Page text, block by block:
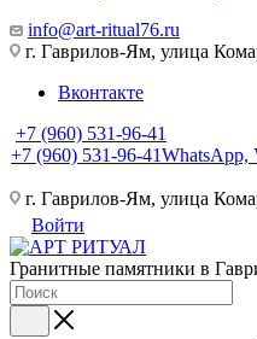
info@art-ritual76.ru
г. Гаврилов-Ям, улица
Вконтакте
+7 (960) 531-96-41
+7 (960) 531-96-41WhatsApp,
г. Гаврилов-Ям, улица
Войти
Гранитные памятники в